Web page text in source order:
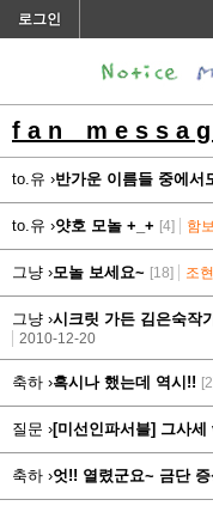
로그인
f a n m e s s a g
to.유 ›반가운 이름들 중에서
to.유 ›얏호 모놀 +_+ [4] 함
그냥 ›모놀 보세요~ [18] 조
그냥 ›시크릿 가든 김은숙작
2010-12-20
축하 ›혹시나 했는데 역시!!
질문 ›[미선인파서블] 그사
축하 ›엇!! 열렸군요~ 금단